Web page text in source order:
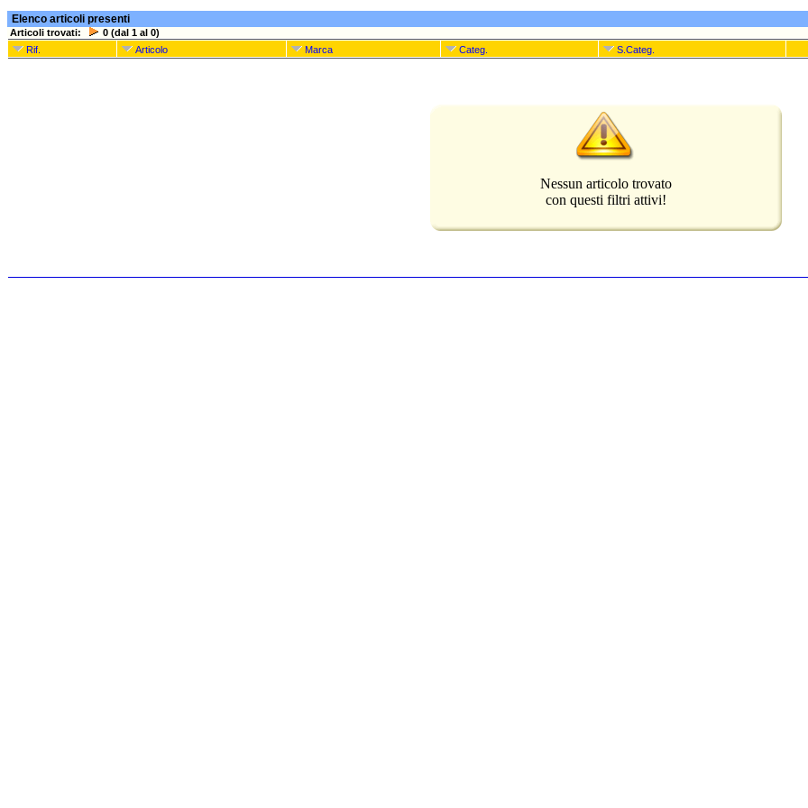
Elenco articoli presenti
Articoli trovati:
0 (dal 1 al 0)
Rif.
Articolo Marca Categ. S.Categ.
Nessun articolo trovato
con questi filtri attivi!